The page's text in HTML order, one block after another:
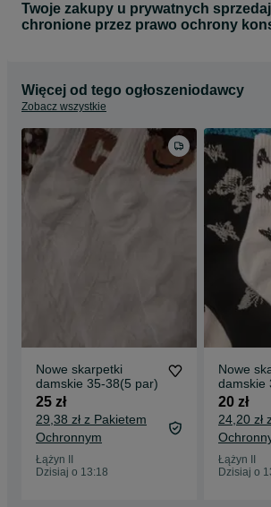
Twoje zakupy u prywatnych
chronione przez prawo ochrony
Więcej od tego ogłoszeniodawcy
Zobacz wszystkie
Nowe skarpetki
damskie 35-38(5 par)
25 zł
29,38 zł z Pakietem
Ochronnym
Łążyn II
Dzisiaj o 13:18
Nowe
damskie
20 zł
24,20 zł
Łążyn II
Dzisiaj o